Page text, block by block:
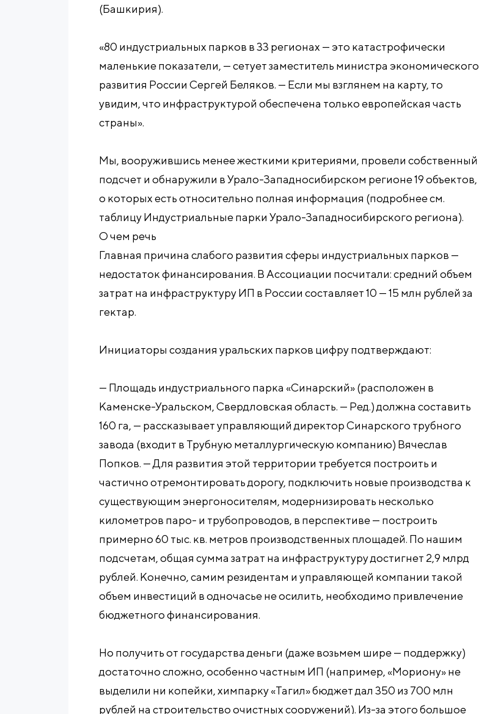
(Башкирия).
«80 индустриальных парков в 33 регионах — это катастрофически
маленькие показатели, — сетует заместитель министра экономического
развития России Сергей Беляков. — Если мы взглянем на карту, то
увидим, что инфраструктурой обеспечена только европейская часть
страны».
Мы, вооружившись менее жесткими критериями, провели собственный
подсчет и обнаружили в Урало-Западносибирском регионе 19 объектов,
о которых есть относительно полная информация (подробнее см.
таблицу Индустриальные парки Урало-Западносибирского региона).
О чем речь
Главная причина слабого развития сферы индустриальных парков —
недостаток финансирования. В Ассоциации посчитали: средний объем
затрат на инфраструктуру ИП в России составляет 10 — 15 млн рублей за
гектар.
Инициаторы создания уральских парков цифру подтверждают:
— Площадь индустриального парка «Синарский» (расположен в
Каменске-Уральском, Свердловская область. — Ред.) должна составить
160 га, — рассказывает управляющий директор Синарского трубного
завода (входит в Трубную металлургическую компанию) Вячеслав
Попков. — Для развития этой территории требуется построить и
частично отремонтировать дорогу, подключить новые производства к
существующим энергоносителям, модернизировать несколько
километров паро- и трубопроводов, в перспективе — построить
примерно 60 тыс. кв. метров производственных площадей. По нашим
подсчетам, общая сумма затрат на инфраструктуру достигнет 2,9 млрд
рублей. Конечно, самим резидентам и управляющей компании такой
объем инвестиций в одночасье не осилить, необходимо привлечение
бюджетного финансирования.
Но получить от государства деньги (даже возьмем шире — поддержку)
достаточно сложно, особенно частным ИП (например, «Мориону» не
выделили ни копейки, химпарку «Тагил» бюджет дал 350 из 700 млн
рублей на строительство очистных сооружений). Из-за этого большое